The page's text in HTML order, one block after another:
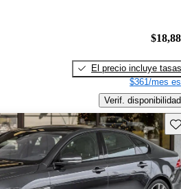
El precio incluye tasas
$361/mes
Verif. disponibilidad